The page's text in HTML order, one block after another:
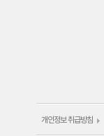
개인정보 취급방침